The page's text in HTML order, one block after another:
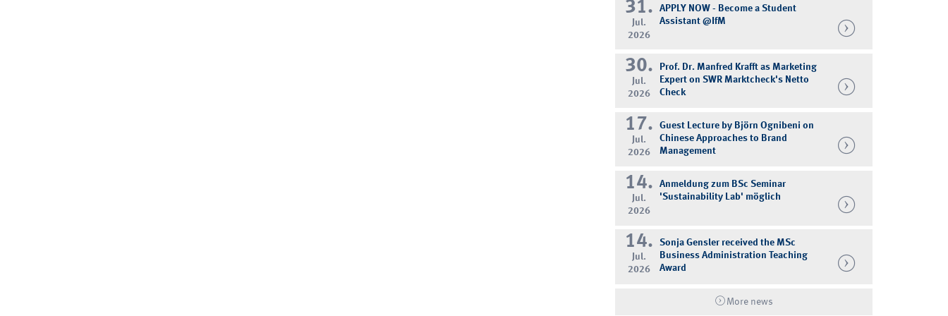
31.
Jul.
2026
APPLY NOW - Become a Student
Assistant @IfM
30.
Jul.
2026
Prof. Dr. Manfred Krafft as Marketing
Expert on SWR Marktcheck's Netto
Check
17.
Jul.
2026
Guest Lecture by Björn Ognibeni on
Chinese Approaches to Brand
Management
14.
Jul.
2026
Anmeldung zum BSc Seminar
'Sustainability Lab' möglich
14.
Jul.
2026
Sonja Gensler received the MSc
Business Administration Teaching
Award
More news